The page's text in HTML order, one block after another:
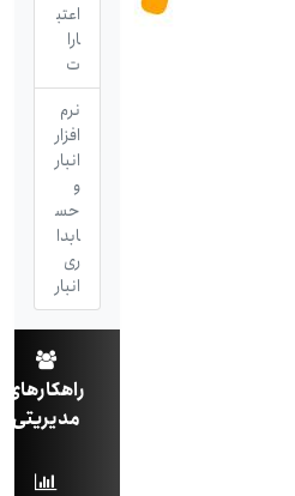
اعتب
ارا
ت
نرم
افزار
انبار
حس
ابدا
ری
انبار
راهکارهای
مدیریتی